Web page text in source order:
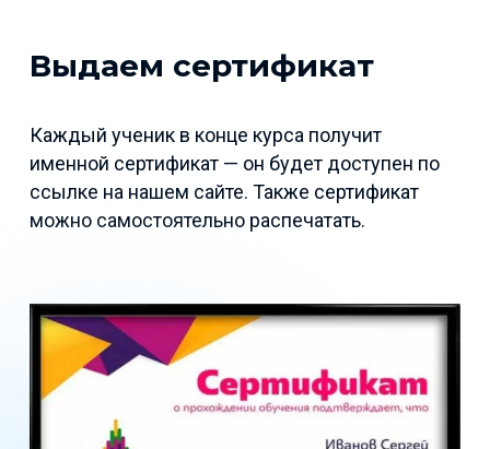
Выдаем сертификат
Каждый ученик в конце курса получит
именной сертификат — он будет доступен по
ссылке на нашем сайте. Также сертификат
можно самостоятельно распечатать.